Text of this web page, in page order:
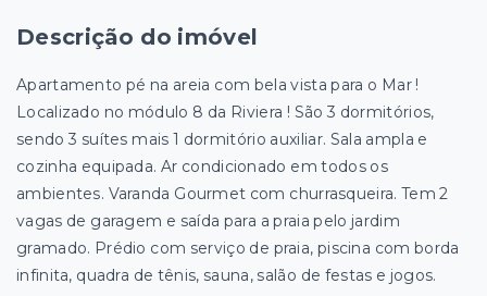
Descrição do imóvel
Apartamento pé na areia com bela vista para o Mar !
Localizado no módulo 8 da Riviera ! São 3 dormitórios,
sendo 3 suítes mais 1 dormitório auxiliar. Sala ampla e
cozinha equipada. Ar condicionado em todos os
ambientes. Varanda Gourmet com churrasqueira. Tem 2
vagas de garagem e saída para a praia pelo jardim
gramado. Prédio com serviço de praia, piscina com borda
infinita, quadra de tênis, sauna, salão de festas e jogos.